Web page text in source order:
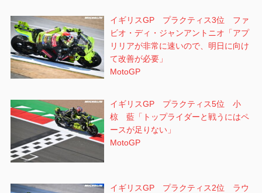
イギリスGP プラクティス3位 ファ
ビオ・ディ・ジャンアントニオ「アプ
リリアが非常に速いので、明日に向け
て改善が必要」
MotoGP
イギリスGP プラクティス5位 小
椋 藍「トップライダーと戦うにはペ
ースが足りない」
MotoGP
イギリスGP プラクティス2位 ラウ